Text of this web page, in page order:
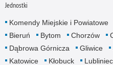
Jednostki
Komendy Miejskie i Powiatowe
Bieruń
Bytom Chorzów
Dąbrowa Górnicza
Gliwice
Katowice
Kłobuck Lubliniec